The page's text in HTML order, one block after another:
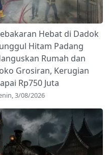
Hebat di Dadok
Hitam Padang
Rumah dan
Grosiran, Kerugian
Rp750 Juta
3/08/2026